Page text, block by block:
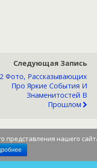
Следующая Запись
Фото, Рассказывающих
Про Яркие События И
Знаменитостей В
Прошлом
представления нашего